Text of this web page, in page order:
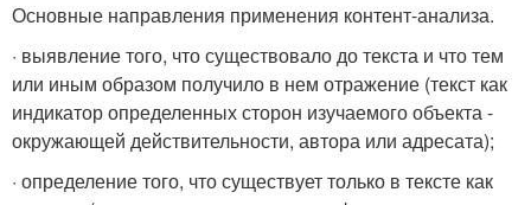
Основные направления применения контент-анализа.
· выявление того, что существовало до текста и что тем
или иным образом получило в нем отражение (текст как
индикатор определенных сторон изучаемого объекта -
окружающей действительности, автора или адресата);
· определение того, что существует только в тексте как